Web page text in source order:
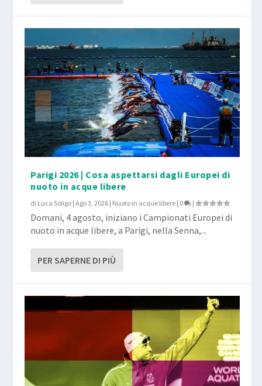
Parigi 2026 | Cosa aspettarsi dagli Europei di
nuoto in acque libere
di Luca Soligo |Ago 3, 2026 | Nuoto in acque libere | 0 |
Domani, 4 agosto, iniziano i Campionati Europei di
nuoto in acque libere, a Parigi, nella Senna,...
PER SAPERNE DI PIÙ